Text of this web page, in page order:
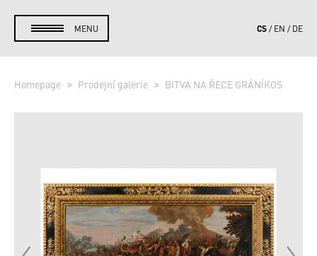
MENU CS EN DE
Homepage Prodejní galerie BITVA NA ŘECE GRÁNÍKOS